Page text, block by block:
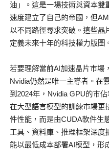
油」。這是一場技術與資本雙
速度建立了自己的帝國，但
以不同路徑尋求突破。這些晶
定義未來十年的科技權力版圖
若要理解當前AI加速晶片市場
Nvidia仍然是唯一主導者。在
到2024年，Nvidia GPU的市
在大型語言模型的訓練市場更
件性能，而是由CUDA軟件生
工具、資料庫、推理框架深度
能以最低成本部署AI模型，形